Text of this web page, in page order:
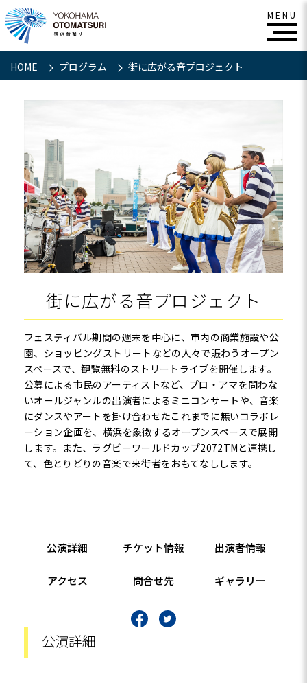
HOME プログラム 街に広がる音プロジェクト
街に広がる音プロジェクト
フェスティバル期間の週末を中心に、市内の商業施設や公
園、ショッピングストリートなどの人々で賑わうオープン
スペースで、観覧無料のストリートライブを開催します。
公募による市民のアーティストなど、プロ・アマを問わな
いオールジャンルの出演者によるミニコンサートや、音楽
にダンスやアートを掛け合わせたこれまでに無いコラボレ
ーション企画を、横浜を象徴するオープンスペースで展開
します。また、ラグビーワールドカップ2072TMと連携し
て、色とりどりの音楽で来街者をおもてなしします。
公演詳細
公演詳細 チケット情報 出演者情報
アクセス 問合せ先 ギャラリー